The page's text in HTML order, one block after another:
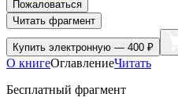
Пожаловаться
Читать фрагмент
Купить электронную — 400 ₽
О книгеОглавлениеЧитать
Бесплатный фрагмент